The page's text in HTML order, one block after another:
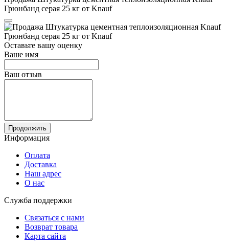
Грюнбанд серая 25 кг от Knauf
Оставьте вашу оценку
Ваше имя
Ваш отзыв
Продолжить
Информация
Оплата
Доставка
Наш адрес
О нас
Служба поддержки
Связаться с нами
Возврат товара
Карта сайта